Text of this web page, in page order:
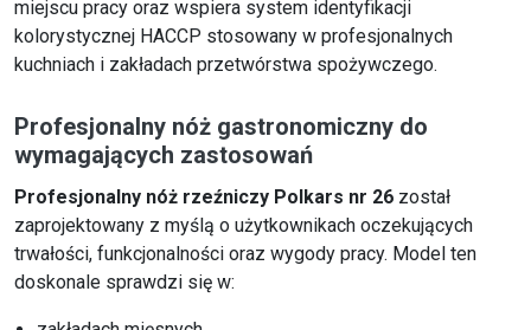
miejscu pracy oraz wspiera system identyfikacji
kolorystycznej HACCP stosowany w profesjonalnych
kuchniach i zakładach przetwórstwa spożywczego.
Profesjonalny nóż gastronomiczny do
wymagających zastosowań
Profesjonalny nóż rzeźniczy Polkars nr 26 został
zaprojektowany z myślą o użytkownikach oczekujących
trwałości, funkcjonalności oraz wygody pracy. Model ten
doskonale sprawdzi się w: